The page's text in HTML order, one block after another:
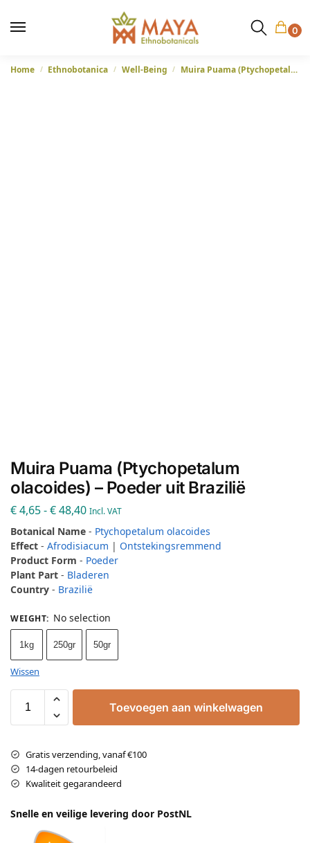
0
Home / Ethnobotanica / Well-Being / Muira Puama (Ptychopetalum olacoides) – Poeder uit Brazilië
Muira Puama (Ptychopetalum
olacoides) – Poeder uit Brazilië
€4,65-€48,40 Incl. VAT
Botanical Name - Ptychopetalum olacoides
Effect - Afrodisiacum | Ontstekingsremmend
Product Form - Poeder
Plant Part - Bladeren
Country - Brazilië
WEIGHT: No selection
1kg 250gr 50gr
Wissen
Toevoegen aan winkelwagen
Gratis verzending, vanaf €100
14-dagen retourbeleid
Kwaliteit gegarandeerd
Snelle en veilige levering door PostNL